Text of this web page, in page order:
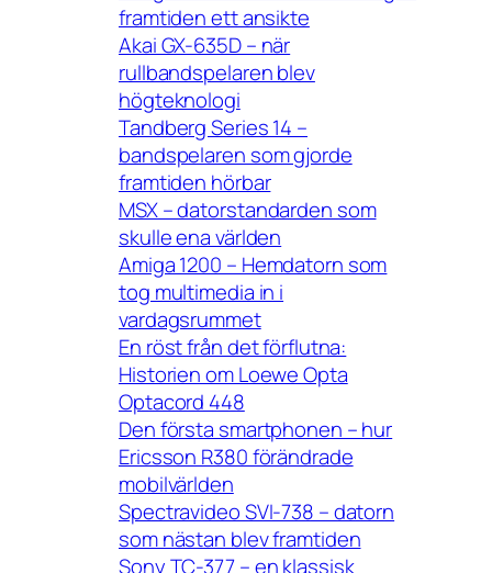
framtiden ett ansikte
Akai GX-635D – när
rullbandspelaren blev
högteknologi
Tandberg Series 14 –
bandspelaren som gjorde
framtiden hörbar
MSX – datorstandarden som
skulle ena världen
Amiga 1200 – Hemdatorn som
tog multimedia in i
vardagsrummet
En röst från det förflutna:
Historien om Loewe Opta
Optacord 448
Den första smartphonen – hur
Ericsson R380 förändrade
mobilvärlden
Spectravideo SVI-738 – datorn
som nästan blev framtiden
Sony TC-377 – en klassisk